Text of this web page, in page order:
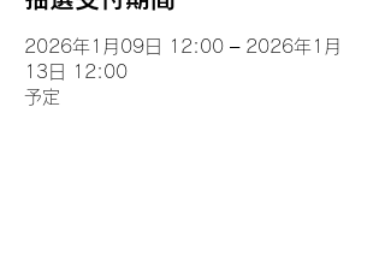
2026年1月09日 12:00 – 2026年1月
13日 12:00
予定